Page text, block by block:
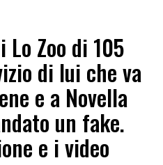
Lo Zoo di 105
di lui che va
e a Novella
un fake.
e i video